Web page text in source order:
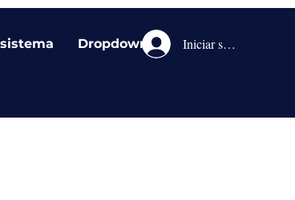
Dropdown Iniciar sesión